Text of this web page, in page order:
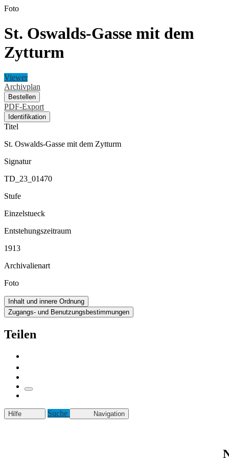
Foto
St. Oswalds-Gasse mit dem
Zytturm
Viewer
Archivplan
Bestellen
PDF-Export
Identifikation
Titel
St. Oswalds-Gasse mit dem Zytturm
Signatur
TD_23_01470
Stufe
Einzelstueck
Entstehungszeitraum
1913
Archivalienart
Foto
Inhalt und innere Ordnung
Zugangs- und Benutzungsbestimmungen
Teilen
Hilfe Suche Navigation